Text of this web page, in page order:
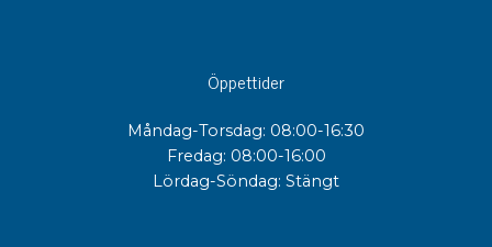
Öppettider
Måndag-Torsdag: 08:00-16:30
Fredag: 08:00-16:00
Lördag-Söndag: Stängt